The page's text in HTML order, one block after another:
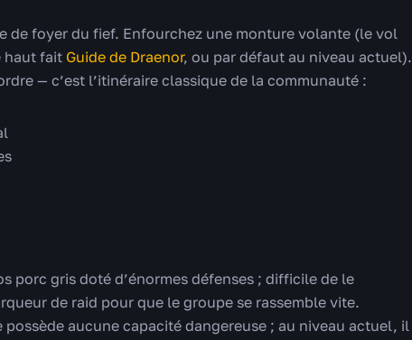
de foyer du fief. Enfourchez une monture volante (le vol
haut fait Guide de Draenor, ou par défaut au niveau actuel).
— c’est l’itinéraire classique de la communauté :
porc gris doté d’énormes défenses ; difficile de le
de raid pour que le groupe se rassemble vite.
possède aucune capacité dangereuse ; au niveau actuel, il